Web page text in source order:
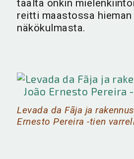
täältä onkin
reitti maastossa hieman
näkökulmasta.
Levada da Fãja ja
Ernesto Pereira -tien